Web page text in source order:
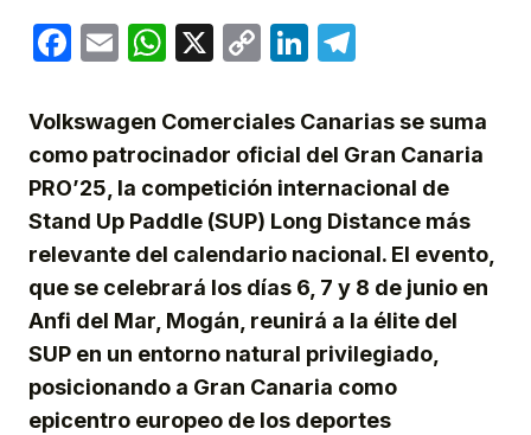
Facebook
EmailWhatsApp
X
CopyLinkedIn
Volkswagen Comerciales Canarias se suma
como patrocinador oficial del Gran Canaria
PRO’25, la competición internacional de
Stand Up Paddle (SUP) Long Distance más
relevante del calendario nacional. El evento,
que se celebrará los días 6, 7 y 8 de junio en
Anfi del Mar, Mogán, reunirá a la élite del
SUP en un entorno natural privilegiado,
posicionando a Gran Canaria como
epicentro europeo de los deportes